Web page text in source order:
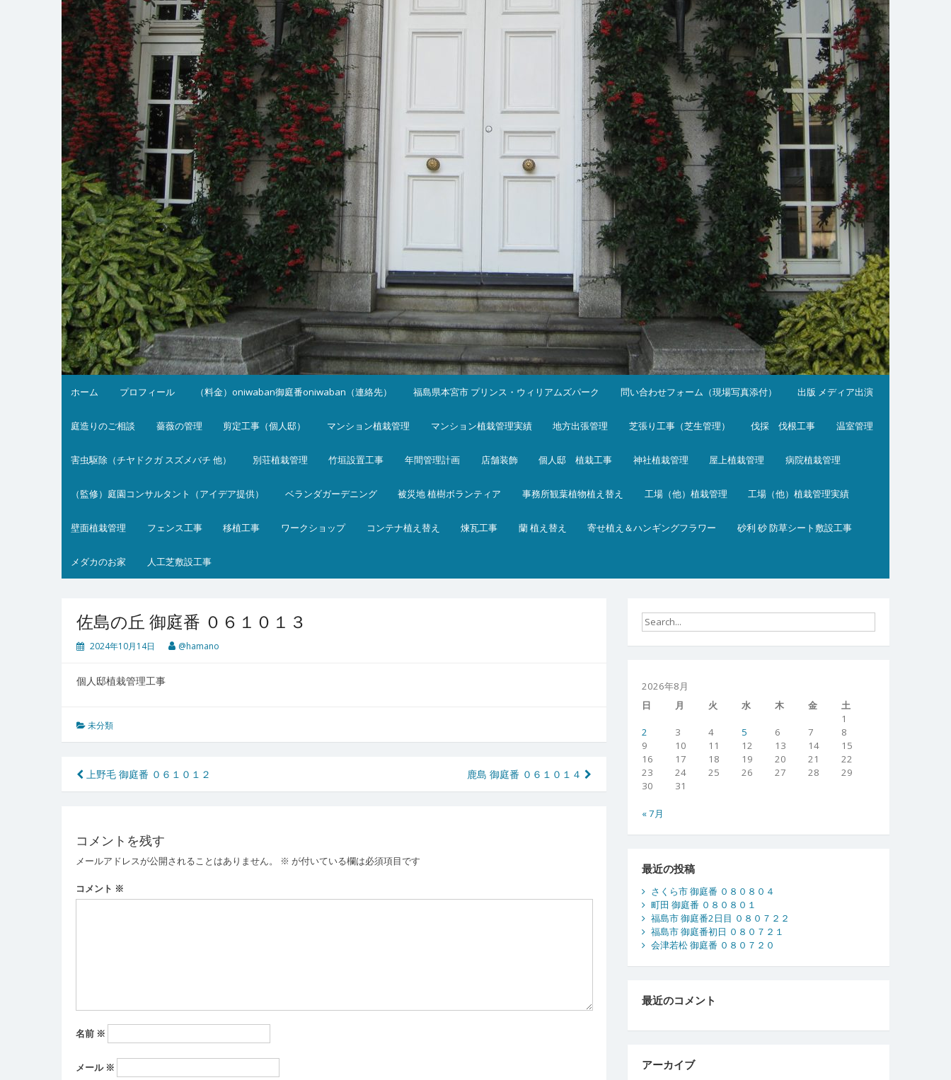
ホーム プロフィール （料金）oniwaban御庭番oniwaban（連絡先） 福島県本宮市 プリンス・ウィリアムズパーク 問い合わせフォーム（現場写真添付） 出版 メディア出演
庭造りのご相談 薔薇の管理 剪定工事（個人邸） マンション植栽管理 マンション植栽管理実績 地方出張管理 芝張り工事（芝生管理） 伐採 伐根工事 温室管理
害虫駆除（チヤドクガ スズメバチ 他） 別荘植栽管理 竹垣設置工事 年間管理計画 店舗装飾 個人邸 植栽工事 神社植栽管理 屋上植栽管理 病院植栽管理
（監修）庭園コンサルタント（アイデア提供） ベランダガーデニング 被災地 植樹ボランティア 事務所観葉植物植え替え 工場（他）植栽管理 工場（他）植栽管理実績
壁面植栽管理 フェンス工事 移植工事 ワークショップ コンテナ植え替え 煉瓦工事 蘭 植え替え 寄せ植え＆ハンギングフラワー 砂利 砂 防草シート敷設工事
メダカのお家 人工芝敷設工事
佐島の丘 御庭番 ０６１０１３
2024年10月14日 @hamano
個人邸植栽管理工事
未分類
投
稿
ビ
ゲ
ー
上野毛 御庭番 ０６１０１２ 鹿島 御庭番 ０６１０１４
コメントを残す
メールアドレスが公開されることはありません。 ※ が付いている欄は必須項目です
コメント ※
名前 ※
メール ※
2026年8月
日
月 火 水 木 金
土
1
2
3 4 5 6 7
8
9
10 11 12 13 14
15
16
17 18 19 20 21
22
23
24 25 26 27 28
29
30
31
« 7月
最近の投稿
さくら市 御庭番 ０８０８０４
町田 御庭番 ０８０８０１
福島市 御庭番2日目 ０８０７２２
福島市 御庭番初日 ０８０７２１
会津若松 御庭番 ０８０７２０
最近のコメント
アーカイブ